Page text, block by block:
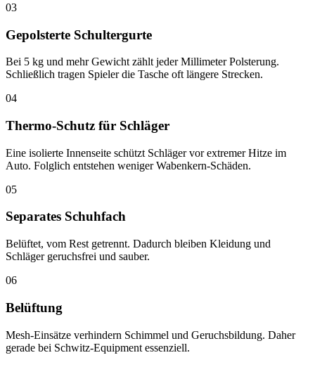
03
Gepolsterte Schultergurte
Bei 5 kg und mehr Gewicht zählt jeder Millimeter Polsterung.
Schließlich tragen Spieler die Tasche oft längere Strecken.
04
Thermo-Schutz für Schläger
Eine isolierte Innenseite schützt Schläger vor extremer Hitze im
Auto. Folglich entstehen weniger Wabenkern-Schäden.
05
Separates Schuhfach
Belüftet, vom Rest getrennt. Dadurch bleiben Kleidung und
Schläger geruchsfrei und sauber.
06
Belüftung
Mesh-Einsätze verhindern Schimmel und Geruchsbildung. Daher
gerade bei Schwitz-Equipment essenziell.